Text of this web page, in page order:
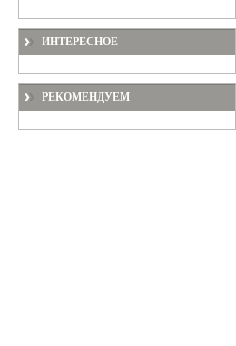
ИНТЕРЕСНОЕ
РЕКОМЕНДУЕМ